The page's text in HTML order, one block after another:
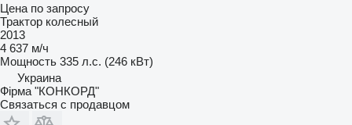
Цена по запросу
Трактор колесный
2013
4 637 м/ч
Мощность 335 л.с. (246 кВт)
Украина
Фірма "КОНКОРД"
Связаться с продавцом